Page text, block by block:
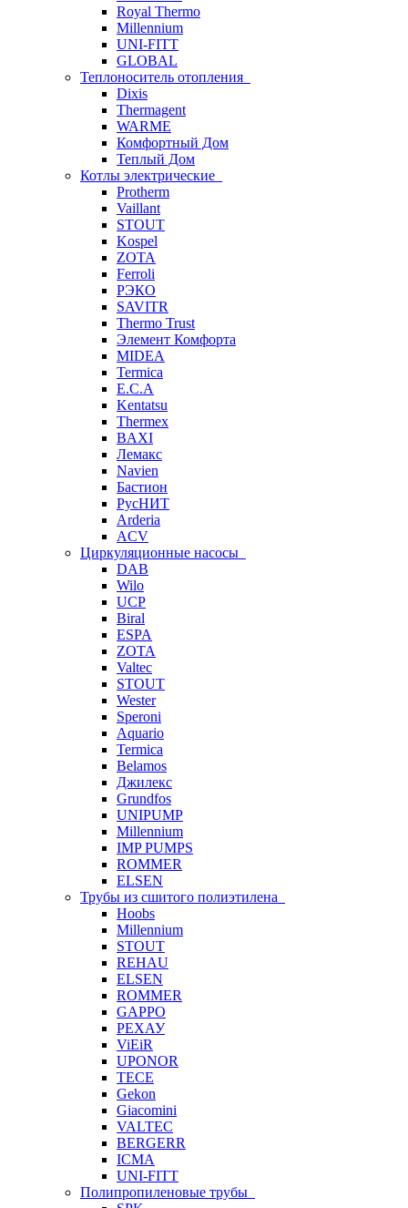
Royal Thermo
Millennium
UNI-FITT
GLOBAL
Теплоноситель отопления
Dixis
Thermagent
WARME
Комфортный Дом
Теплый Дом
Котлы электрические
Protherm
Vaillant
STOUT
Kospel
ZOTA
Ferroli
РЭКО
SAVITR
Thermo Trust
Элемент Комфорта
MIDEA
Termica
E.C.A
Kentatsu
Thermex
BAXI
Лемакс
Navien
Бастион
РусНИТ
Arderia
ACV
Циркуляционные насосы
DAB
Wilo
UCP
Biral
ESPA
ZOTA
Valtec
STOUT
Wester
Speroni
Aquario
Termica
Belamos
Джилекс
Grundfos
UNIPUMP
Millennium
IMP PUMPS
ROMMER
ELSEN
Трубы из сшитого полиэтилена
Hoobs
Millennium
STOUT
REHAU
ELSEN
ROMMER
GAPPO
РЕХАУ
ViEiR
UPONOR
TECE
Gekon
Giacomini
VALTEC
BERGERR
ICMA
UNI-FITT
Полипропиленовые трубы